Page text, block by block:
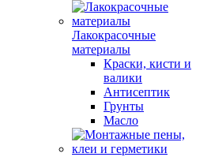
Лакокрасочные
материалы
Краски, кисти и
валики
Антисептик
Грунты
Масло